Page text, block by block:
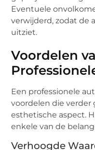
Eventuele
verwijderd, zodat de
uitziet.
Voordelen
Een professionele
voordelen die verder
esthetische aspect.
enkele van de
Verhoogde